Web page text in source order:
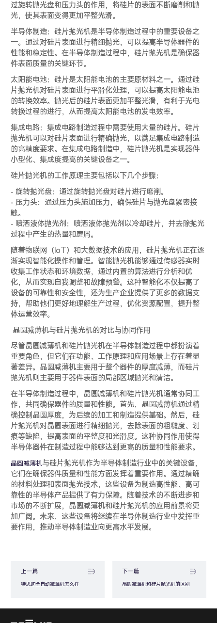
过旋转抛光盘和压力头的作用，将硅片的表面不断磨削和抛
光，使其表面变得更加平整光滑。
半导体制造：硅片抛光机是半导体制造过程中的重要设备之
一。通过对硅片表面进行精细抛光，可以提高半导体器件的
性能和稳定性。在半导体制造过程中，硅片抛光机是确保器
件表面质量的关键环节。
太阳能电池：硅片是太阳能电池的主要原材料之一。通过硅
片抛光机对硅片表面进行平滑化处理，可以提高太阳能电池
的转换效率。抛光后的硅片表面更加平整光滑，有利于光电
转换过程的进行，从而提高太阳能电池的发电效率。
集成电路：集成电路制造过程中需要使用大量的硅片。硅片
抛光机可以对硅片表面进行精确抛光，以满足集成电路制造
的高精度要求。在集成电路制造中，硅片抛光机是实现器件
小型化、集成度提高的关键设备之一。
硅片抛光机的工作原理主要包括以下几个步骤：
- 旋转抛光盘：通过旋转抛光盘对硅片进行磨削。
- 压力头：通过压力头施加压力，确保硅片与抛光盘紧密接
触。
- 喷洒液体抛光剂：喷洒液体抛光剂以冷却硅片，并去除抛光
过程中产生的热量和磨屑。
随着物联网（IoT）和大数据技术的应用，硅片抛光机正在逐
渐实现智能化操作和管理。智能抛光机能够通过传感器实时
收集工作状态和环境数据，通过内置的算法进行分析和优
化，从而实现自我调整和故障预警。这种智能化不仅提高了
设备的可靠性和安全性，还为生产企业提供了更多的数据支
持，帮助他们更好地理解生产过程，优化资源配置，提升整
体运营效率。
晶圆减薄机与硅片抛光机的对比与协同作用
尽管晶圆减薄机和硅片抛光机在半导体制造过程中都扮演着
重要角色，但它们在功能、工作原理和应用场景上存在着显
著差异。晶圆减薄机主要用于整个器件的厚度减薄，而硅片
抛光机则主要用于器件表面的局部区域抛光和清洁。
在半导体制造过程中，晶圆减薄机和硅片抛光机通常协同工
作，共同确保器件的质量和性能。首先，晶圆减薄机通过精
确控制晶圆厚度，为后续的加工和制造提供基础。然后，硅
片抛光机对晶圆表面进行精细抛光，去除表面的粗糙度、划
痕等缺陷，提高表面的平整度和光滑度。这种协同作用使得
半导体器件在制造过程中能够达到更高的质量和性能要求。
晶圆减薄机与硅片抛光机作为半导体制造行业中的关键设备，
它们在确保器件质量和性能方面发挥着重要作用。通过精确
的材料处理和表面抛光技术，这些设备为制造高性能、高可
靠性的半导体产品提供了有力保障。随着技术的不断进步和
市场的不断扩展，晶圆减薄机和硅片抛光机的应用前景将更
加广阔。未来，这些设备将继续在半导体制造行业中发挥重
要作用，推动半导体制造业向更高水平发展。
上一篇
特思迪全自动减薄机怎么样
下一篇
晶圆减薄机和硅片抛光机的区别